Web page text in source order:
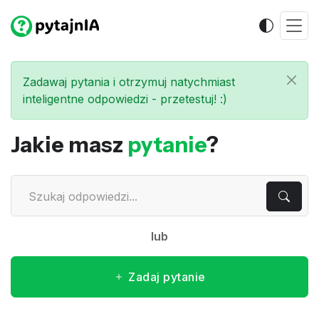
Zadawaj pytania i otrzymuj natychmiast
inteligentne odpowiedzi - przetestuj! :)
Jakie masz pytanie?
lub
Zadaj pytanie